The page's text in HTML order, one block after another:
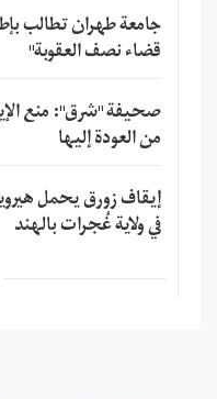
جامعة طهران تطالب
قضاء نصف العقوبة"
صحيفة "شرق": منع
من العودة إليها
إيقاف زورق يحمل
في ولاية غُجرات بالهند